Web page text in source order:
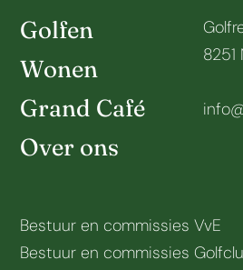
Golfen
Wonen
Grand Café
Over ons
8251
Bestuur en commissies VvE
Bestuur en commissies